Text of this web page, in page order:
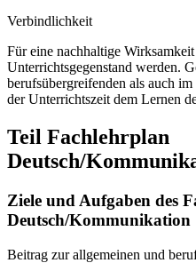
Verbindlichkeit
Für eine nachhaltige
Unterrichtsgegenstand werden.
berufsübergreifenden als auch
der Unterrichtszeit dem Lernen
Teil Fachlehrplan
Deutsch/
Ziele und Aufgaben des
Deutsch/Kommunikation
Beitrag zur allgemeinen und